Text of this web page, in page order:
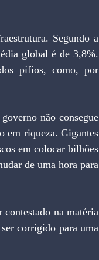
global é de 3,8%.
pífios, como, por
em riqueza. Gigantes
em colocar bilhões
de uma hora para
corrigido para uma